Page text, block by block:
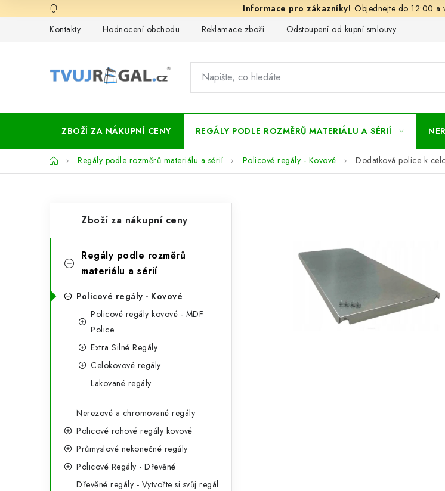
na
Objednejte do 12:00 a
Kontakty
Hodnocení obchodu Reklamace zboží Odstoupení od kupní smlouvy
ZBOŽÍ ZA NÁKUPNÍ CENY REGÁLY PODLE ROZMĚRŮ MATERIÁLU A SÉRIÍ
DomůRegály podle rozměrů materiálu a sérií Policové regály - Kovové Dodatková police k
o
r
kategorie
a
g
Zboží za nákupní ceny
Regály podle rozměrů
materiálu a sérií
Policové regály - Kovové
Policové regály kovové - MDF
Police
Extra Silné Regály
Celokovové regály
Lakované regály
Nerezové a chromované regály
Policové rohové regály kovové
Průmyslové nekonečné regály
Policové Regály - Dřevěné
Dřevěné regály - Vytvořte si svůj regál